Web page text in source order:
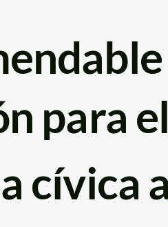
para
cívica